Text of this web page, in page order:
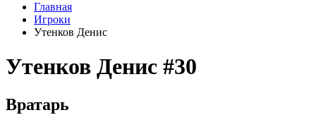
Главная
Игроки
Утенков Денис
Утенков Денис #30
Вратарь